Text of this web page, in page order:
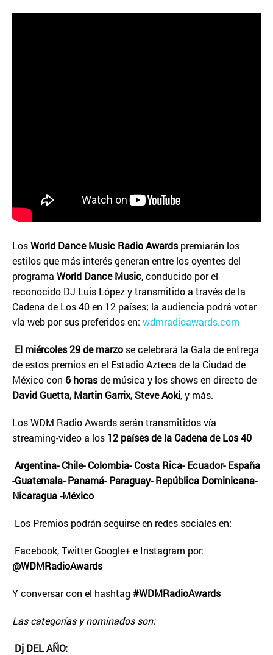
LosWorld Dance Music Radio Awardspremiarán los
estilos que más interés generan entre los oyentes del
programa World Dance Music, conducido por el
reconocido DJ Luis López y transmitido a través de la
Cadena de Los 40 en 12 países; la audiencia podrá votar
vía web por sus preferidos en: wdmradioawards.com
El miércoles 29 de marzo se celebrará la Gala de entrega
de estos premios en el Estadio Azteca de la Ciudad de
México con 6 horasde música y los shows en directo de
David Guetta, Martin Garrix, Steve Aoki, y más.
Los WDM Radio Awards serán transmitidos vía
streaming-video a los 12 países de la Cadena de Los 40
Argentina- Chile- Colombia- Costa Rica- Ecuador- España
-Guatemala- Panamá- Paraguay- República Dominicana-
Nicaragua -México
Los Premios podrán seguirse en redes sociales en:
Facebook, Twitter Google+ e Instagram por:
@WDMRadioAwards
Y conversar con el hashtag #WDMRadioAwards
Las categorías y nominados son:
Dj DEL AÑO: